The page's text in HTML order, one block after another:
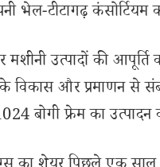
भेल-टीटागढ़ कंसोर्टियम
मशीनी उत्पादों की
विकास और प्रमाणन से
बोगी फ्रेम का उत्पादन